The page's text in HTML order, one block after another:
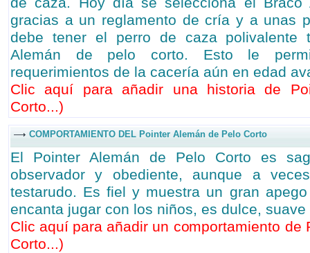
gracias a un reglamento de cría y a unas
debe tener el perro de caza polivalente
Alemán de pelo corto. Esto le
requerimientos de la cacería aún en edad
Clic aquí para añadir una historia de
Corto...)
COMPORTAMIENTO DEL Pointer Alemán de Pelo Corto
El Pointer Alemán de Pelo Corto es
observador y obediente, aunque a
testarudo. Es fiel y muestra un gran
encanta jugar con los niños, es dulce,
Clic aquí para añadir un comportamiento de
Corto...)